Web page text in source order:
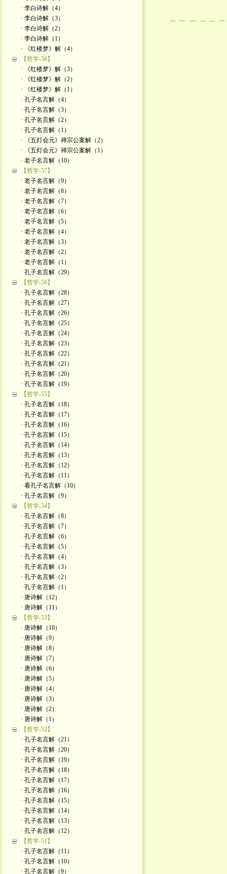
· 李白诗解（4）
· 李白诗解（3）
· 李白诗解（2）
· 李白诗解（1）
· 《红楼梦》解（4）
【哲学-58】
· 《红楼梦》解（3）
· 《红楼梦》解（2）
· 《红楼梦》解（1）
· 孔子名言解（4）
· 孔子名言解（3）
· 孔子名言解（2）
· 孔子名言解（1）
· 《五灯会元》禅宗公案解（2）
· 《五灯会元》禅宗公案解（1）
· 老子名言解（10）
【哲学-57】
· 老子名言解（9）
· 老子名言解（8）
· 老子名言解（7）
· 老子名言解（6）
· 老子名言解（5）
· 老子名言解（4）
· 老子名言解（3）
· 老子名言解（2）
· 老子名言解（1）
· 孔子名言解（29）
【哲学-56】
· 孔子名言解（28）
· 孔子名言解（27）
· 孔子名言解（26）
· 孔子名言解（25）
· 孔子名言解（24）
· 孔子名言解（23）
· 孔子名言解（22）
· 孔子名言解（21）
· 孔子名言解（20）
· 孔子名言解（19）
【哲学-55】
· 孔子名言解（18）
· 孔子名言解（17）
· 孔子名言解（16）
· 孔子名言解（15）
· 孔子名言解（14）
· 孔子名言解（13）
· 孔子名言解（12）
· 孔子名言解（11）
· 看孔子名言解（10）
· 孔子名言解（9）
【哲学-54】
· 孔子名言解（8）
· 孔子名言解（7）
· 孔子名言解（6）
· 孔子名言解（5）
· 孔子名言解（4）
· 孔子名言解（3）
· 孔子名言解（2）
· 孔子名言解（1）
· 唐诗解（12）
· 唐诗解（11）
【哲学-53】
· 唐诗解（10）
· 唐诗解（9）
· 唐诗解（8）
· 唐诗解（7）
· 唐诗解（6）
· 唐诗解（5）
· 唐诗解（4）
· 唐诗解（3）
· 唐诗解（2）
· 唐诗解（1）
【哲学-52】
· 孔子名言解（21）
· 孔子名言解（20）
· 孔子名言解（19）
· 孔子名言解（18）
· 孔子名言解（17）
· 孔子名言解（16）
· 孔子名言解（15）
· 孔子名言解（14）
· 孔子名言解（13）
· 孔子名言解（12）
【哲学-51】
· 孔子名言解（11）
· 孔子名言解（10）
· 孔子名言解（9）